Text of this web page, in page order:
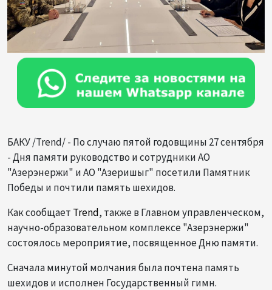
БАКУ /Trend/ - По случаю пятой годовщины 27 сентября
- Дня памяти руководство и сотрудники АО
"Азерэнержи" и АО "Азеришыг" посетили Памятник
Победы и почтили память шехидов.
Как сообщает Trend, также в Главном управленческом,
научно-образовательном комплексе "Азерэнержи"
состоялось мероприятие, посвященное Дню памяти.
Сначала минутой молчания была почтена память
шехидов и исполнен Государственный гимн.